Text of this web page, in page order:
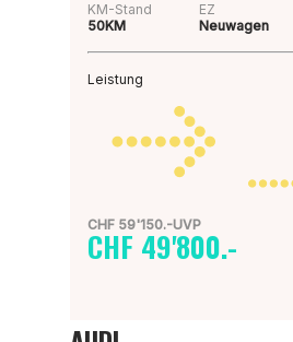
KM-Stand
50KM
EZ
Neuwagen
Leistung
CHF 59'150.-UVP
CHF 49'800.-